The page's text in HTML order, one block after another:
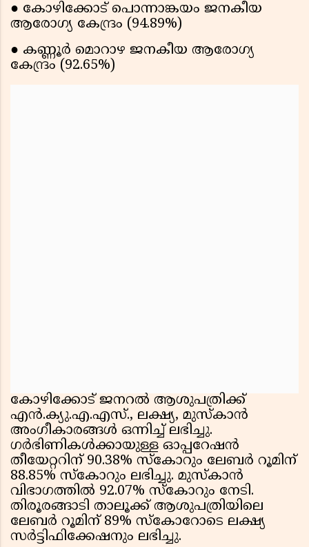
● കോഴിക്കോട് പൊന്നാങ്കയം ജനകീയ
ആരോഗ്യ കേന്ദ്രം (94.89%)
● കണ്ണൂർ മൊറാഴ ജനകീയ ആരോഗ്യ
കേന്ദ്രം (92.65%)
കോഴിക്കോട് ജനറൽ ആശുപത്രിക്ക്
എൻ.ക്യു.എ.എസ്., ലക്ഷ്യ, മുസ്‌കാൻ
അംഗീകാരങ്ങൾ ഒന്നിച്ച് ലഭിച്ചു.
ഗർഭിണികൾക്കായുള്ള ഓപ്പറേഷൻ
തീയേറ്ററിന് 90.38% സ്‌കോറും ലേബർ റൂമിന്
88.85% സ്‌കോറും ലഭിച്ചു. മുസ്‌കാൻ
വിഭാഗത്തിൽ 92.07% സ്‌കോറും നേടി.
തിരൂരങ്ങാടി താലൂക്ക് ആശുപത്രിയിലെ
ലേബർ റൂമിന് 89% സ്‌കോറോടെ ലക്ഷ്യ
സർട്ടിഫിക്കേഷനും ലഭിച്ചു.